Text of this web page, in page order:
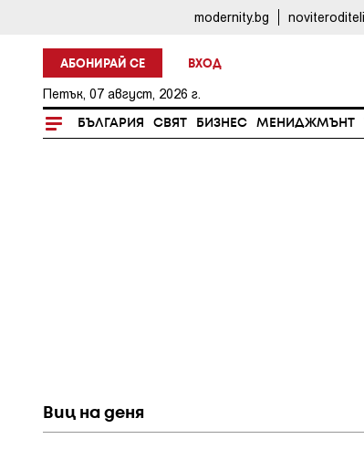
modernity.bg
АБОНИРАЙ СЕ ВХОД
Петък, 07 август, 2026 г.
БЪЛГАРИЯ СВЯТ БИЗНЕС МЕНИДЖМЪНТ
Виц на деня